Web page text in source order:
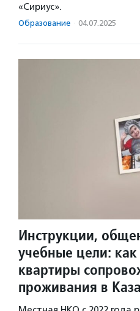
«Сириус».
Образование · 04.07.2025
Инструкции,
учебные цели:
квартиры
проживания в